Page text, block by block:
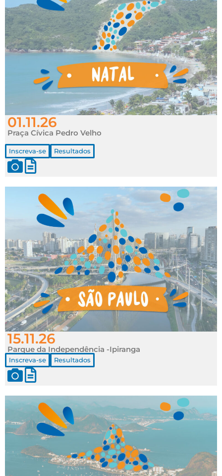
01.11.26
Praça Cívica Pedro Velho
Inscreva-se Resultados
15.11.26
Parque da Independência -Ipiranga
Inscreva-se Resultados